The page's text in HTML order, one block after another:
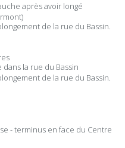
après avoir longé
de la rue du Bassin.
la rue du Bassin
de la rue du Bassin.
- terminus en face du Centre